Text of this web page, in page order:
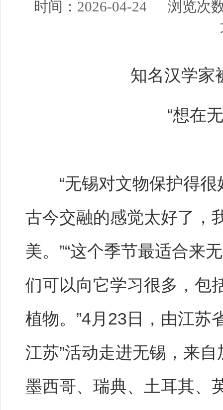
时间： 2026-04-24 浏览次
知名汉学
“想在
“无锡对文物保护得很
古今交融的感觉太好了，
美。”“这个季节最适合来
们可以向它学习很多，包
植物。”4月23日，由江苏
江苏”活动走进无锡，来
墨西哥、瑞典、土耳其、